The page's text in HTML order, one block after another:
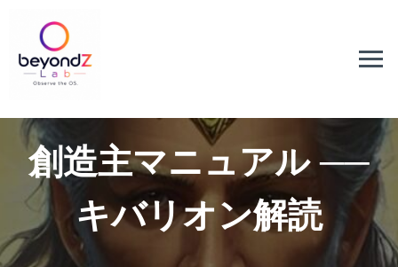
創造主マニュアル ──
キバリオン解読